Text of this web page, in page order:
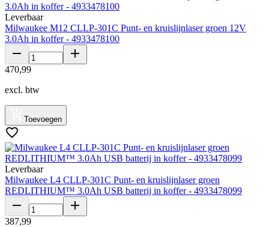
Leverbaar
Milwaukee M12 CLLP-301C Punt- en kruislijnlaser groen 12V
3.0Ah in koffer - 4933478100
470,99
excl. btw
Toevoegen
Leverbaar
Milwaukee L4 CLLP-301C Punt- en kruislijnlaser groen
REDLITHIUM™ 3.0Ah USB batterij in koffer - 4933478099
387,99